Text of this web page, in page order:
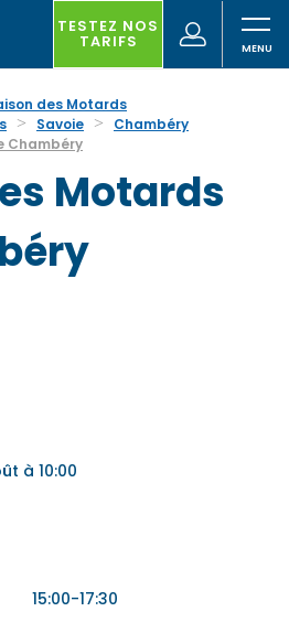
TESTEZ NOS
TARIFS
(nouvelle
fenêtre)
des Motards
Savoie
Chambéry
Chambéry
Motards
à 10:00
15:00-17:30